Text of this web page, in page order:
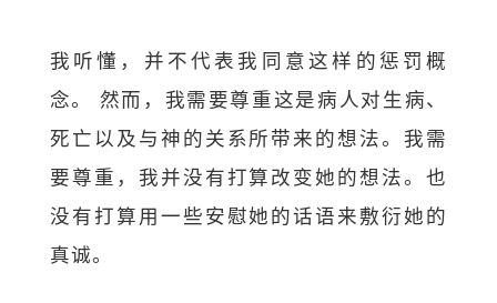
我听懂，并不代表我同意这样的惩罚概
念。 然而，我需要尊重这是病人对生病、
死亡以及与神的关系所带来的想法。我需
要尊重，我并没有打算改变她的想法。也
没有打算用一些安慰她的话语来敷衍她的
真诚。